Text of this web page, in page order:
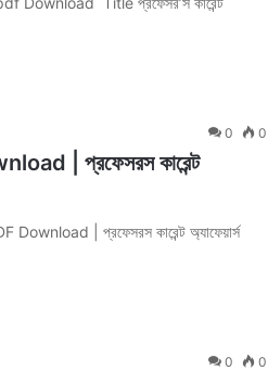
0 0
| প্রফেসরস কারেন্ট
| প্রফেসরস কারেন্ট অ্যাফেয়ার্স
0 0